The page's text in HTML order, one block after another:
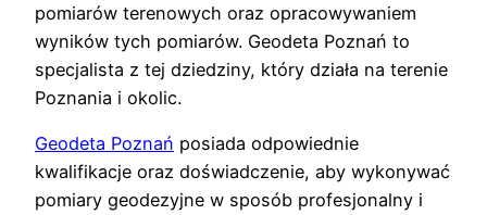
pomiarów terenowych oraz opracowywaniem
wyników tych pomiarów. Geodeta Poznań to
specjalista z tej dziedziny, który działa na terenie
Poznania i okolic.
Geodeta Poznań posiada odpowiednie
kwalifikacje oraz doświadczenie, aby wykonywać
pomiary geodezyjne w sposób profesjonalny i